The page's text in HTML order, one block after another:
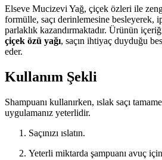
Elseve Mucizevi Yağ, çiçek özleri ile
formülle, saçı derinlemesine besleyerek,
parlaklık kazandırmaktadır. Ürünün
çiçek özü yağı, saçın ihtiyaç duyduğu
eder.
Kullanım Şekli
Shampuanı kullanırken, ıslak saçı
uygulamanız yeterlidir.
Saçınızı ıslatın.
Yeterli miktarda şampuanı avuç